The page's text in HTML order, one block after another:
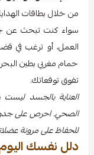
من خلال بطاقات
سواء كنت تبحث عن
العمل، أو ترغب في
حمام مغربي بطين
تفوق توقعاتك.
العناية بالجسد
الصحي. احرص على
للحفاظ على مرونة
دلل نفسك